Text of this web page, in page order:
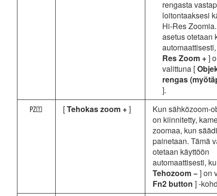
rengasta
loitontaaksesi
Hi-Res
asetus otetaan
Res Zoom +]
valittuna [
rengas
].
a [Tehokas zoom +]
Kun sähközoom-
on kiinnitetty,
zoomaa, kun
painetaan. Tämä
otetaan käyttöön
automaattisesti,
Tehozoom −] on
Fn2 button ] -